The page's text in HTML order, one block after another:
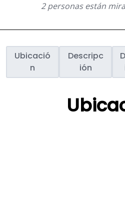
2 personas están
Ubicació
n
Descripc
ión